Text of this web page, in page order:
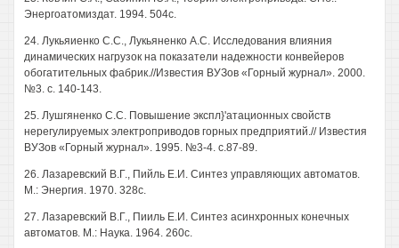
Энергоатомиздат. 1994. 504с.
24. Лукьяиенко С.С., Лукьяненко А.С. Исследования влияния
динамических нагрузок на показатели надежности конвейеров
обогатительных фабрик.//Известия ВУЗов «Горный журнал». 2000.
№3. с. 140-143.
25. Лушгяненко С.С. Повышение экспл}'атационных свойств
нерегулируемых электроприводов горных предприятий.// Известия
ВУЗов «Горный журнал». 1995. №3-4. с.87-89.
26. Лазаревский В.Г., Пийль Е.И. Синтез управляющих автоматов.
М.: Энергия. 1970. 328с.
27. Лазаревский В.Г., Пииль Е.И. Синтез асинхронных конечных
автоматов. М.: Наука. 1964. 260с.